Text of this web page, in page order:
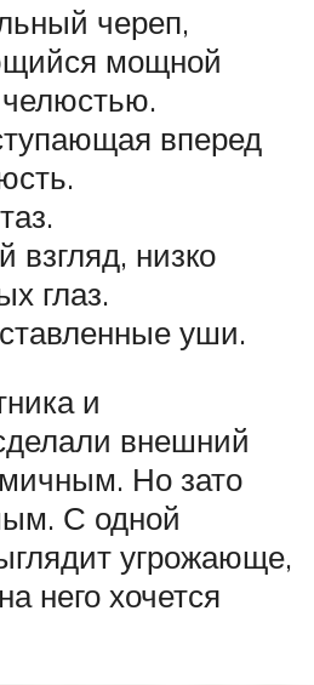
череп,
мощной
вперед
низко
глаз.
уши.
и
внешний
Но зато
С одной
угрожающе,
него хочется